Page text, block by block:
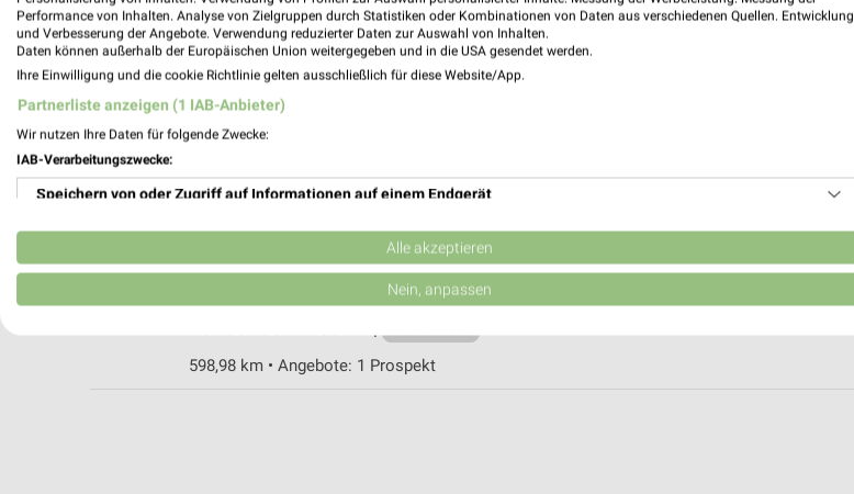
DAS FUTTERHAUS Sonthofen
Rudolf-Diesel-Straße 3
87527 Sonthofen
Heute 08:30 - 20:00 Uhr |
598,95 km • Angebote: 1 Prospekt
Östliche Alpenstraße 22
598,98 km • Angebote: 1 Prospekt
Performance von Inhalten. Analyse von Zielgruppen durch Statistiken oder Kombinationen von Daten aus verschiedenen Quellen. Entwicklung
und Verbesserung der Angebote. Verwendung reduzierter Daten zur Auswahl von Inhalten.
Daten können außerhalb der Europäischen Union weitergegeben und in die USA gesendet werden.
Ihre Einwilligung und die cookie Richtlinie gelten ausschließlich für diese Website/App.
Partnerliste anzeigen (1 IAB-Anbieter)
Wir nutzen Ihre Daten für folgende Zwecke:
IAB-Verarbeitungszwecke:
Speichern von oder Zugriff auf Informationen auf einem Endgerät
Verwendung reduzierter Daten zur Auswahl von Werbeanzeigen
Erstellung von Profilen für personalisierte Werbung
Erstellung von Profilen zur Personalisierung von Inhalten
Alle akzeptieren
Nein, anpassen